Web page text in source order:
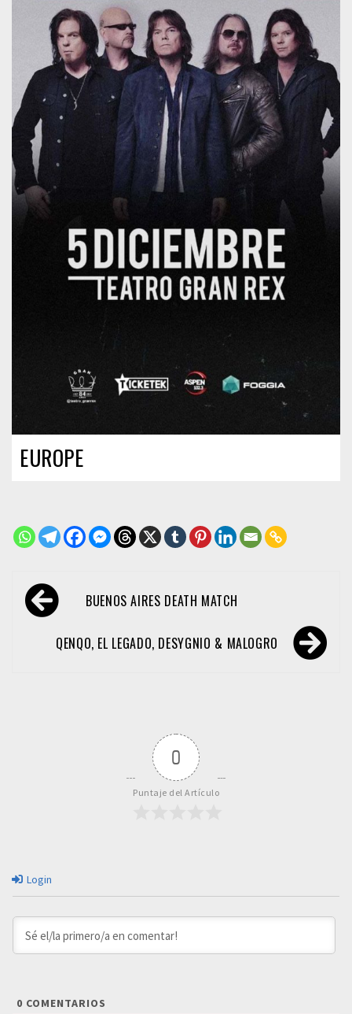
EUROPE
Navegación
de
entradas
BUENOS AIRES DEATH MATCH
QENQO, EL LEGADO, DESYGNIO & MALOGRO
0
Puntaje del Artículo
Login
0 COMENTARIOS